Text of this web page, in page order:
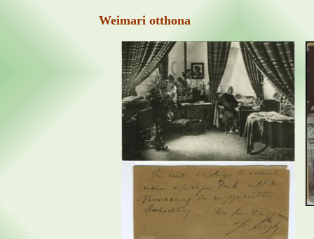
Weimari otthona